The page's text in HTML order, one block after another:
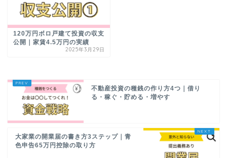
120万円ボロ戸建て投資の収支
公開｜家賃4.5万円の実績
2025年3月29日
不動産投資の種銭の作り方4つ｜借り
る・稼ぐ・貯める・増やす
大家業の開業届の書き方3ステップ｜青
色申告65万円控除の取り方